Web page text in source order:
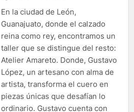
En la ciudad de León,
Guanajuato, donde el calzado
reina como rey, encontramos un
taller que se distingue del resto:
Atelier Amareto. Donde, Gustavo
López, un artesano con alma de
artista, transforma el cuero en
piezas únicas que desafían lo
ordinario. Gustavo cuenta con